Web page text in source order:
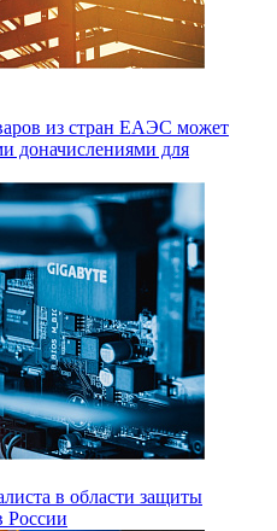
из стран ЕАЭС может
доначислениями для
в области защиты
России